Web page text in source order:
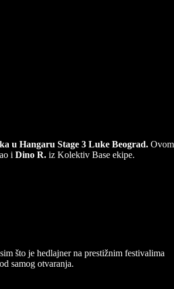
u Hangaru Stage 3 Luke Beograd. Ovom
i Dino R. iz Kolektiv Base ekipe.
što je hedlajner na prestižnim festivalima
samog otvaranja.